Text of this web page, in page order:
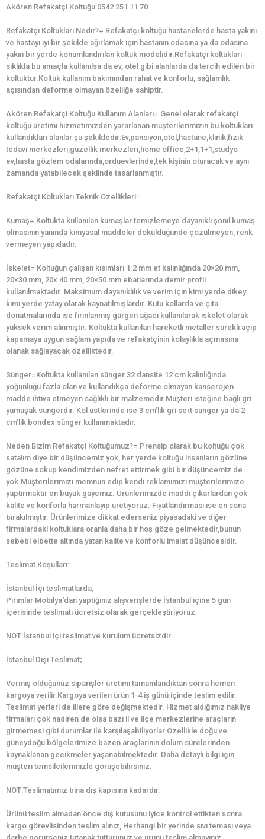
Akören Refakatçi Koltuğu 0542 251 11 70
Refakatçi Koltukları Nedir?= Refakatçi koltuğu hastanelerde hasta yakını
ve hastayı iyi bir şekilde ağırlamak için hastanın odasına ya da odasına
yakın bir yerde konumlandırılan koltuk modelidir.Refakatçi koltukları
sıklıkla bu amaçla kullanılsa da ev, otel gibi alanlarda da tercih edilen bir
koltuktur.Koltuk kullanım bakımından rahat ve konforlu, sağlamlık
açısından deforme olmayan özelliğe sahiptir.
Akören Refakatçi Koltuğu Kullanım Alanları= Genel olarak refakatçi
koltuğu üretimi hizmetimizden yararlanan müşterilerimizin bu koltukları
kullandıkları alanlar şu şekildedir:Ev,pansiyon,otel,hastane,klinik,fizik
tedavi merkezleri,güzellik merkezleri,home office,2+1,1+1,stüdyo
ev,hasta gözlem odalarında,orduevlerinde,tek kişinin oturacak ve aynı
zamanda yatabilecek şeklinde tasarlanmıştır.
Refakatçi Koltukları Teknik Özellikleri:
Kumaş= Koltukta kullanılan kumaşlar temizlemeye dayanıklı şönil kumaş
olmasının yanında kimyasal maddeler döküldüğünde çözülmeyen, renk
vermeyen yapıdadır.
İskelet= Koltuğun çalışan kısımları 1.2 mm et kalınlığında 20×20 mm,
20×30 mm, 20x 40 mm, 20×50 mm ebatlarında demir profil
kullanılmaktadır. Maksimum dayanıklılık ve verim için kimi yerde dikey
kimi yerde yatay olarak kaynatılmışlardır. Kutu kollarda ve çıta
donatmalarında ise fırınlanmış gürgen ağacı kullanılarak iskelet olarak
yüksek verim alınmıştır. Koltukta kullanılan hareketli metaller sürekli açıp
kapamaya uygun sağlam yapıda ve refakatçinin kolaylıkla açmasına
olanak sağlayacak özelliktedir.
Sünger=Koltukta kullanılan sünger 32 dansite 12 cm kalınlığında
yoğunluğu fazla olan ve kullandıkça deforme olmayan kanserojen
madde ihtiva etmeyen sağlıklı bir malzemedir.Müşteri isteğine bağlı gri
yumuşak süngerdir. Kol üstlerinde ise 3 cm’lik gri sert sünger ya da 2
cm’lik bondex sünger kullanmaktadır.
Neden Bizim Refakatçi Koltuğumuz?= Prensip olarak bu koltuğu çok
satalım diye bir düşüncemiz yok, her yerde koltuğu insanların gözüne
gözüne sokup kendimizden nefret ettirmek gibi bir düşüncemiz de
yok.Müşterilerimizi memnun edip kendi reklamımızı müşterilerimize
yaptırmaktır en büyük gayemiz. Ürünlerimizde maddi çıkarlardan çok
kalite ve konforla harmanlayıp üretiyoruz. Fiyatlandırması ise en sona
bırakılmıştır. Ürünlerimize dikkat ederseniz piyasadaki ve diğer
firmalardaki koltuklara oranla daha bir hoş göze gelmektedir,bunun
sebebi elbette altında yatan kalite ve konforlu imalat düşüncesidir.
Teslimat Koşulları:
İstanbul İçi teslimatlarda;
Pırımlar Mobilya‘dan yaptığınız alışverişlerde İstanbul içine 5 gün
içerisinde teslimatı ücretsiz olarak gerçekleştiriyoruz.
NOT:İstanbul içi teslimat ve kurulum ücretsizdir.
İstanbul Dışı Teslimat;
Vermiş olduğunuz siparişler üretimi tamamlandıktan sonra hemen
kargoya verilir.Kargoya verilen ürün 1-4 iş günü içinde teslim edilir.
Teslimat yerleri de illere göre değişmektedir. Hizmet aldığımız nakliye
firmaları çok nadiren de olsa bazı il ve ilçe merkezlerine araçların
girmemesi gibi durumlar ile karşılaşabiliyorlar.Özellikle doğu ve
güneydoğu bölgelerimize bazen araçlarının dolum sürelerinden
kaynaklanan gecikmeler yaşanabilmektedir. Daha detaylı bilgi için
müşteri temsilcilerimizle görüşebilirsiniz.
NOT:Teslimatımız bina dış kapısına kadardır.
Ürünü teslim almadan önce dış kutusunu iyice kontrol ettikten sonra
kargo görevlisinden teslim alınız, Herhangi bir yerinde sıvı teması veya